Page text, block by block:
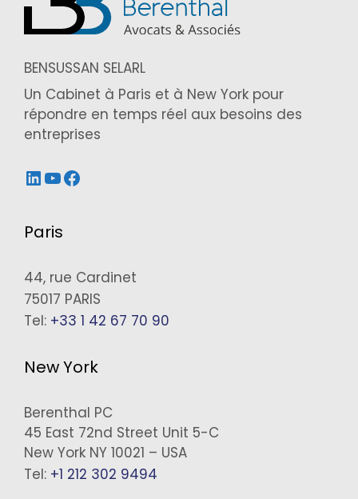
BENSUSSAN SELARL
Un Cabinet à Paris et à New York pour
répondre en temps réel aux besoins des
entreprises
LinkedIn
YouTube
Facebook
Paris
44, rue Cardinet
75017 PARIS
Tel: +33 1 42 67 70 90
New York
Berenthal PC
45 East 72nd Street Unit 5-C
New York NY 10021 – USA
Tel: +1 212 302 9494